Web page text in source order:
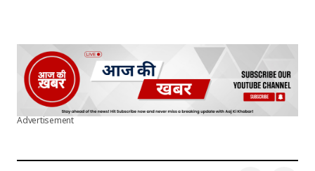
Advertisement